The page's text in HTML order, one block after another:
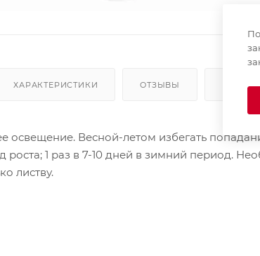
ХАРАКТЕРИСТИКИ ОТЗЫВЫ КАК
освещение. Весной-летом избегать
роста; 1 раз в 7-10 дней в зимний период.
листву.